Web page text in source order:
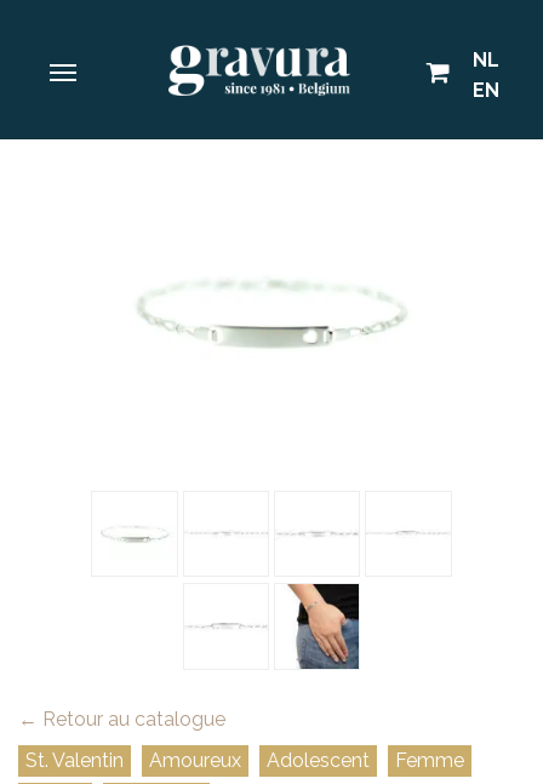
NL
EN
← Retour au catalogue
St. Valentin
Amoureux Adolescent
Femme